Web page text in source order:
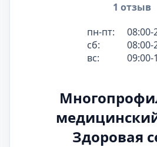
1 отзыв
пн-пт:
08:00-
сб:
08:00-
вс:
09:00-
Здоровая